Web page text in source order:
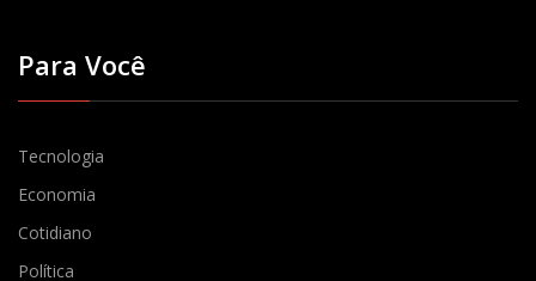
Para Você
Tecnologia
Economia
Cotidiano
Política